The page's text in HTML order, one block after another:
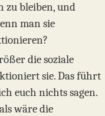
zu bleiben, und
man sie
die soziale
sie. Das führt
euch nichts sagen.
wäre die